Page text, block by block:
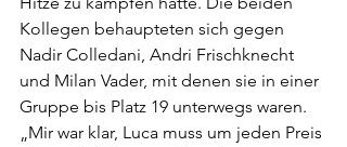
Kollegen behaupteten sich gegen
Nadir Colledani, Andri Frischknecht
und Milan Vader, mit denen sie in einer
Gruppe bis Platz 19 unterwegs waren.
„Mir war klar, Luca muss um jeden Preis